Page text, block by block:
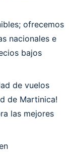
ofrecemos
nacionales e
bajos
de vuelos
de Martinica!
las mejores